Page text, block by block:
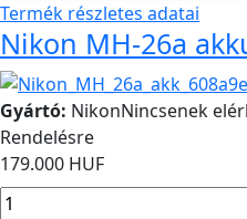
Termék részletes adatai
Nikon MH-26a
Gyártó: NikonNincsenek
Rendelésre
179.000 HUF